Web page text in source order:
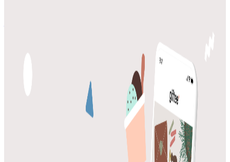
giftee(ギフティ)はオンラインで手軽にギフトを贈れるサー
ビス。日頃のありがとうを伝える時など、思い立ったらすぐ
に贈れるカジュアルギフトを取り揃えています。メールや
LINE、X（旧Twitter）などのSNSで贈れるので、住所を知ら